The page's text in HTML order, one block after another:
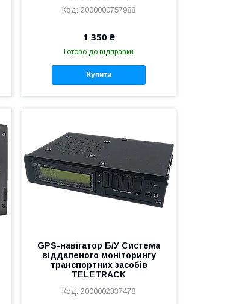
2000000757988
1 350 ₴
Готово до відправки
Купити
GPS-навігатор Б/У Система
віддаленого моніторингу
транспортних засобів
TELETRACK
2000002337478